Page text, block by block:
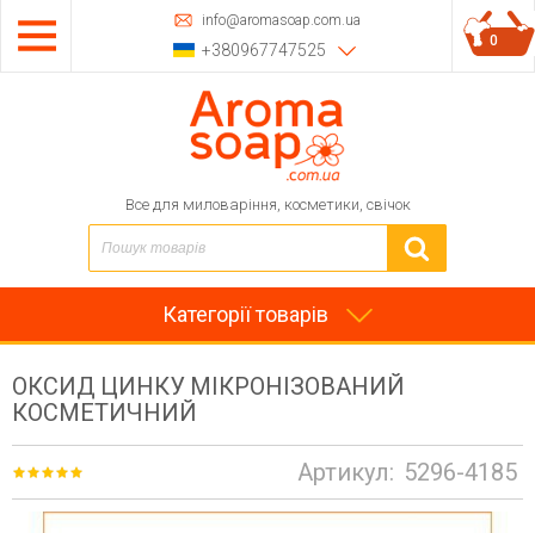
info@aromasoap.com.ua
+380967747525
Все для миловаріння, косметики, свічок
0
Категорії товарів
ОКСИД ЦИНКУ МІКРОНІЗОВАНИЙ
КОСМЕТИЧНИЙ
Артикул: 5296-4185